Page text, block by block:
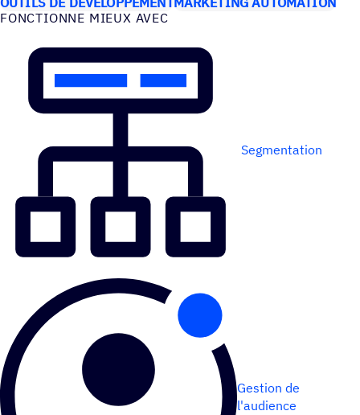
FONC­TIONNE MIEUX AVEC
Segmentation
Gestion de
l'audience